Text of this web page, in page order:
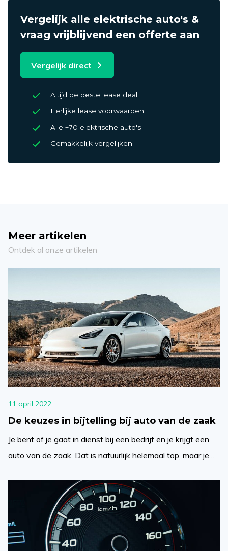
Vergelijk alle elektrische auto's &
vraag vrijblijvend een offerte aan
Vergelijk direct
Altijd de beste lease deal
Eerlijke lease voorwaarden
Alle +70 elektrische auto's
Gemakkelijk vergelijken
Meer artikelen
Ontdek al onze artikelen
11 april 2022
De keuzes in bijtelling bij auto van de zaak
Je bent of je gaat in dienst bij een bedrijf en je krijgt een
auto van de zaak. Dat is natuurlijk helemaal top, maar je
belangrijkste spelregels hebben betrekking op de bijtelling.
Een term die je vast en zeker voorbij hebt zien of horen
komen. Maar […]